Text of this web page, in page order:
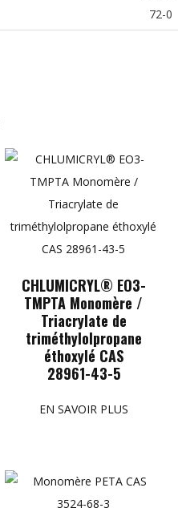
72-0
CHLUMICRYL® EO3-
TMPTA Monomère /
Triacrylate de
triméthylolpropane
éthoxylé CAS
28961-43-5
EN SAVOIR PLUS